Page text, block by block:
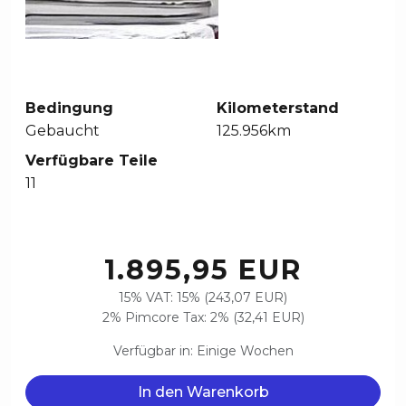
Bedingung
Gebaucht
Kilometerstand
125.956km
Verfügbare Teile
11
1.895,95 EUR
15% VAT: 15% (243,07 EUR)
2% Pimcore Tax: 2% (32,41 EUR)
Verfügbar in: Einige Wochen
In den Warenkorb